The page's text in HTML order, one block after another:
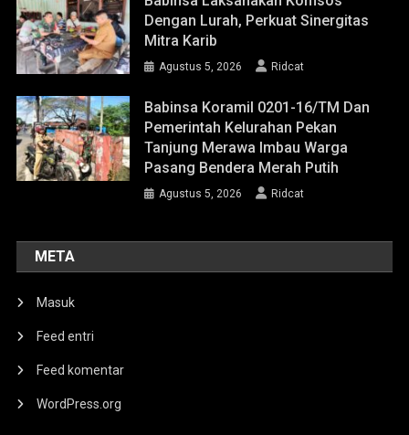
Dengan Lurah, Perkuat Sinergitas
Mitra Karib
Agustus 5, 2026 Ridcat
Babinsa Koramil 0201-16/TM Dan
Pemerintah Kelurahan Pekan
Tanjung Merawa Imbau Warga
Pasang Bendera Merah Putih
Agustus 5, 2026 Ridcat
META
Masuk
Feed entri
Feed komentar
WordPress.org